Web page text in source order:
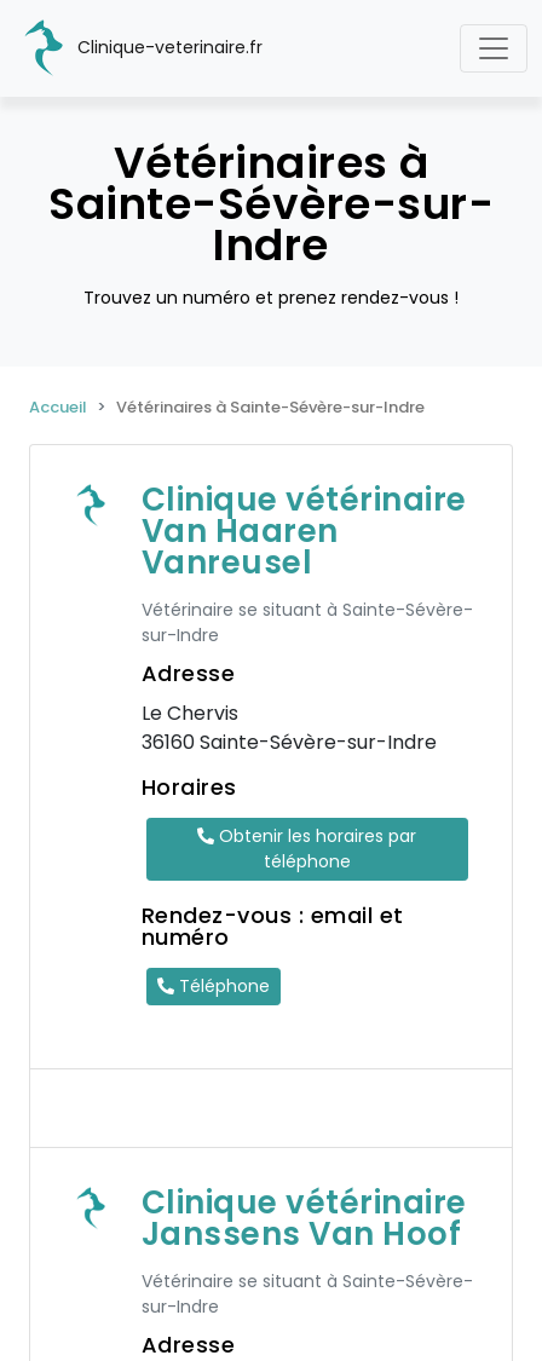
Clinique-veterinaire.fr
Vétérinaires à
Sainte-Sévère-sur-
Indre
Trouvez un numéro et prenez rendez-vous !
Accueil Vétérinaires à Sainte-Sévère-sur-Indre
Clinique vétérinaire
Van Haaren
Vanreusel
Vétérinaire se situant à Sainte-Sévère-
sur-Indre
Adresse
Le Chervis
36160 Sainte-Sévère-sur-Indre
Horaires
Obtenir les horaires par
téléphone
Rendez-vous : email et
numéro
Téléphone
Clinique vétérinaire
Janssens Van Hoof
Vétérinaire se situant à Sainte-Sévère-
sur-Indre
Adresse